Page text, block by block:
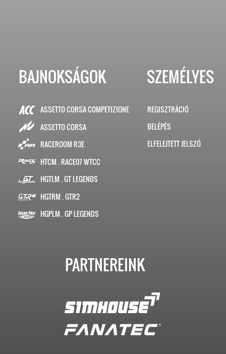
BAJNOKSÁGOK
ASSETTO CORSA COMPETIZIONE
ASSETTO CORSA
RACEROOM R3E
HTCM . RACE07 WTCC
HGTLM . GT LEGENDS
HGTRM . GTR2
HGPLM . GP LEGENDS
SZEMÉLYES
REGISZTRÁCIÓ
BELÉPÉS
ELFELEJTETT JELSZÓ
PARTNEREINK